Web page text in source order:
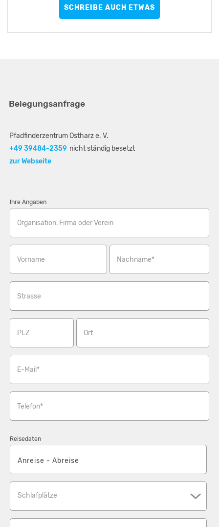
SCHREIBE AUCH ETWAS
Belegungsanfrage
Pfadfinderzentrum Ostharz e. V.
+49 39484-2359 nicht ständig besetzt
zur Webseite
Ihre Angaben
Organisation, Firma oder Verein
Vorname Nachname*
Strasse
PLZ Ort
E-Mail*
Telefon*
Reisedaten
Schlafplätze